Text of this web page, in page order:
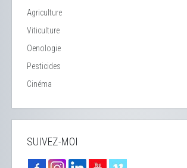
Agriculture
Viticulture
Oenologie
Pesticides
Cinéma
SUIVEZ-MOI